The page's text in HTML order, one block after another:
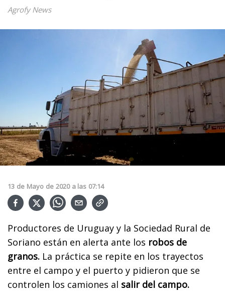
Agrofy News
13 de Mayo de 2020 a las 07:14
Productores de Uruguay y la Sociedad Rural de
Soriano están en alerta ante los robos de
granos. La práctica se repite en los trayectos
entre el campo y el puerto y pidieron que se
controlen los camiones al salir del campo.